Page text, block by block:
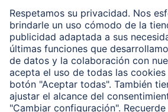
Clientes online
Conviértete en distribuidor
Compañía